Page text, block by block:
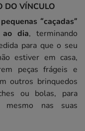
DO VÍNCULO
“caçadas”
ao dia, terminando
para que o seu
estiver em casa,
peças frágeis e
outros brinquedos
ou bolas, para
mesmo nas suas